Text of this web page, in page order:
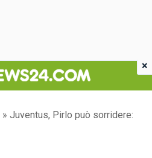
» Juventus, Pirlo può sorridere:
×